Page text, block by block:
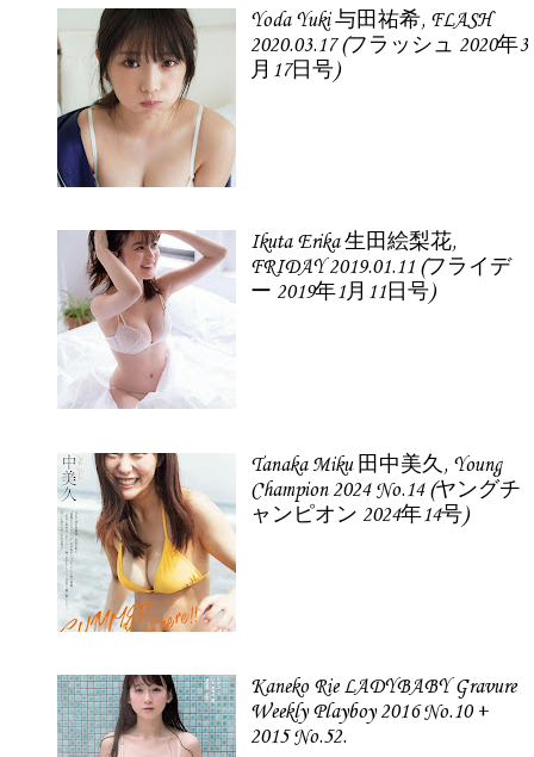
Yoda Yuki 与田祐希, FLASH
2020.03.17 (フラッシュ 2020年3
月17日号)
Ikuta Erika 生田絵梨花,
FRIDAY 2019.01.11 (フライデ
ー 2019年1月11日号)
Tanaka Miku 田中美久, Young
Champion 2024 No.14 (ヤングチ
ャンピオン 2024年14号)
Kaneko Rie LADYBABY Gravure
Weekly Playboy 2016 No.10 +
2015 No.52.